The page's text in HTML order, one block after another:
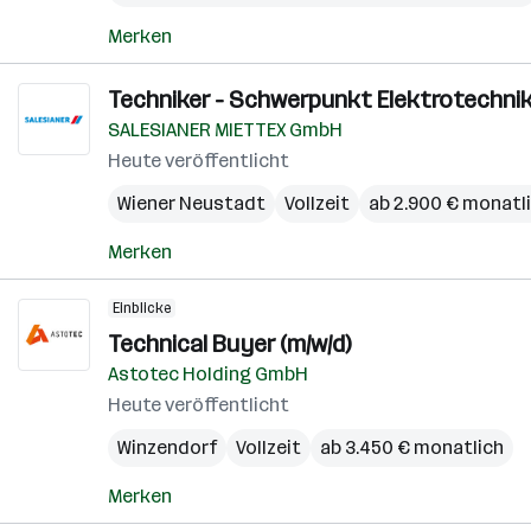
Merken
Techniker - Schwerpunkt Elektrotechnik
SALESIANER MIETTEX GmbH
Heute veröffentlicht
Wiener Neustadt
Vollzeit ab 2.900 €
Merken
Einblicke
Technical Buyer (m/w/d)
Astotec Holding GmbH
Heute veröffentlicht
Winzendorf
Vollzeit ab 3.450 € monatlich
Merken